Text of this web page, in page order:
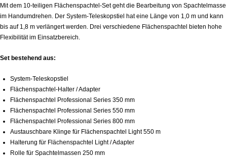
Mit dem 10-teiligen Flächenspachtel-Set geht die Bearbeitung von Spachtelmasse
im Handumdrehen. Der System-Teleskopstiel hat eine Länge von 1,0 m und kann
bis auf 1,8 m verlängert werden. Drei verschiedene Flächenspachtel bieten hohe
Flexibilität im Einsatzbereich.
Set bestehend aus:
System-Teleskopstiel
Flächenspachtel-Halter / Adapter
Flächenspachtel Professional Series 350 mm
Flächenspachtel Professional Series 550 mm
Flächenspachtel Professional Series 800 mm
Austauschbare Klinge für Flächenspachtel Light 550 m
Halterung für Flächenspachtel Light / Adapter
Rolle für Spachtelmassen 250 mm